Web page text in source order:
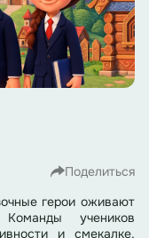
Поделиться
герои оживают
учеников
и смекалке,